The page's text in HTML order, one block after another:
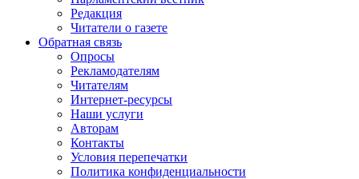
Редакция
Читатели о газете
Обратная связь
Опросы
Рекламодателям
Читателям
Интернет-ресурсы
Наши услуги
Авторам
Контакты
Условия перепечатки
Политика конфиденциальности